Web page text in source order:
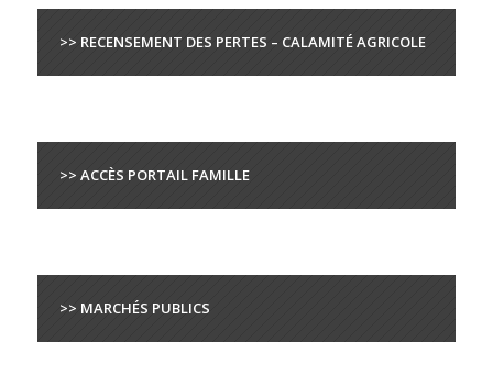
>> RECENSEMENT DES PERTES – CALAMITÉ AGRICOLE
>> ACCÈS PORTAIL FAMILLE
>> MARCHÉS PUBLICS